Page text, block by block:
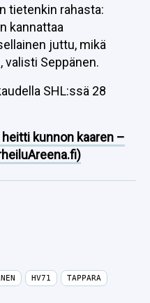
tietenkin rahasta:
kannattaa
juttu, mikä
valisti Seppänen.
SHL:ssä 28
kunnon kaaren –
HV71 TAPPARA